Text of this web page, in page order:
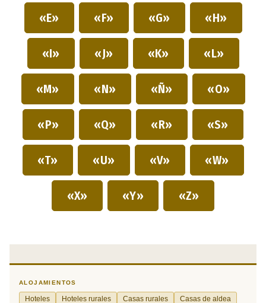
«E» «F» «G» «H»
«I» «J» «K» «L»
«M» «N» «Ñ» «O»
«P» «Q» «R» «S»
«T» «U» «V» «W»
«X» «Y» «Z»